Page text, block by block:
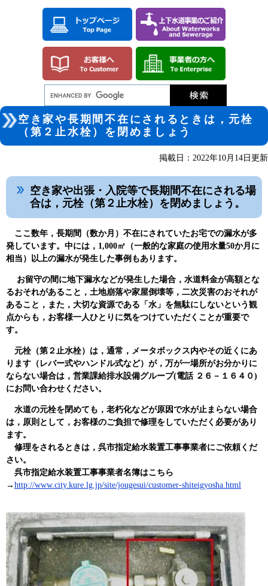
文
へ
本
文
空き家や長期間不在にされるときは，元栓
（第２止水栓）を閉めましょう
掲載日：2022年10月14日更新
空き家や出張・入院等で長期間不在にされる場
合は，元栓（第２止水栓） を閉めましょう。
ここ数年，長期間（数か月）不在にされていたお宅での漏水が多
発しています。中には，1,000㎥（一般的な家庭の使用水量50か月に
相当）以上の漏水が発生した事例もあります。
お留守の間に地下漏水などが発生した場合，水道料金が高額とな
るおそれがあること，土地崩落や家屋倒壊等，二次災害のおそれが
あること，また，大切な資源である「水」を無駄にしないという観
点からも，お客様一人ひとりに気をつけていただくことが重要で
す。
元栓（第２止水栓）は，通常，メータボックス内やその近くにあ
ります（レバー式やハンドル式など）が，万が一場所がお分かりに
ならない場合は，営業課給排水設備グループ(電話 ２６－１６４０)
にお問い合わせ ください。
水道の元栓を閉めても，老朽化などが原因で水が止まらない場合
は，原則として，お客様のご負担で修理をしていただく必要があり
ます。
修理をされるときは，呉市指定給水装置工事事業者にご依頼くだ
さい。
呉市指定給水装置工事事業者名簿はこちら
→ http://www.city.kure.lg.jp/site/jougesui/customer-shiteigyosha.html